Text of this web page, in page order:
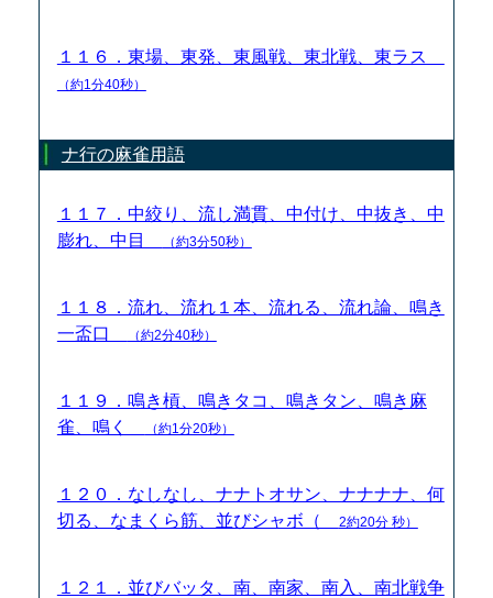
１１６．東場、東発、東風戦、東北戦、東ラス
（約1分40秒）
ナ行の麻雀用語
１１７．中絞り、流し満貫、中付け、中抜き、中
膨れ、中目
（約3分50秒）
１１８．流れ、流れ１本、流れる、流れ論、鳴き
一盃口
（約2分40秒）
１１９．鳴き槓、鳴きタコ、鳴きタン、鳴き麻
雀、鳴く
（約1分20秒）
１２０．なしなし、ナナトオサン、ナナナナ、何
切る、なまくら筋、並びシャボ（
2約20分 秒）
１２１．並びバッタ、南、南家、南入、南北戦争